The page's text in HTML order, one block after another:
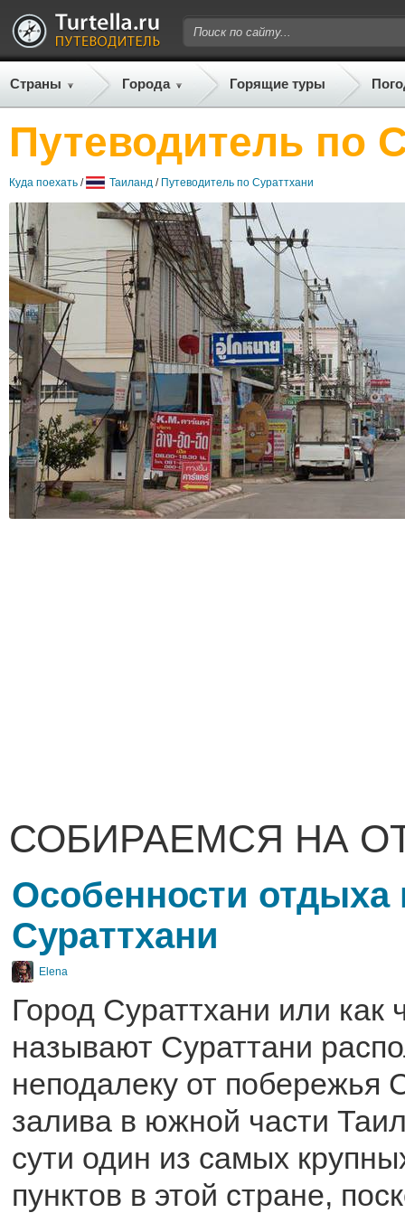
Страны Города Горящие туры
Путеводитель по
Куда поехать / Таиланд / Путеводитель по Сураттхани
СОБИРАЕМСЯ НА
Особенности отдыха
Сураттхани
Elena
Город Сураттхани или как
называют Сураттани
неподалеку от побережья
залива в южной части
сути один из самых
пунктов в этой стране,